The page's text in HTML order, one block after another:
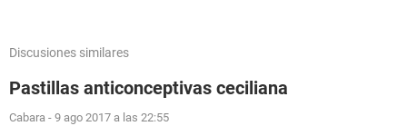
Discusiones similares
Pastillas anticonceptivas ceciliana
Cabara - 9 ago 2017 a las 22:55